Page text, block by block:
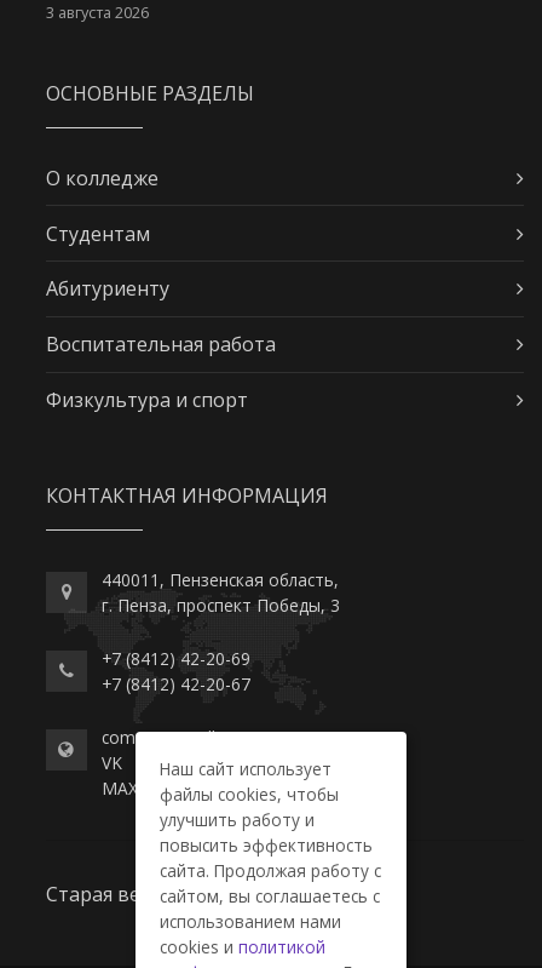
3 августа 2026
ОСНОВНЫЕ РАЗДЕЛЫ
О колледже
Студентам
Абитуриенту
Воспитательная работа
Физкультура и спорт
КОНТАКТНАЯ ИНФОРМАЦИЯ
440011, Пензенская область,
г. Пенза, проспект Победы, 3
+7 (8412) 42-20-69
+7 (8412) 42-20-67
commerce-college.ru
VK
MAX
Старая версия сайта
Наш сайт использует
файлы cookies, чтобы
улучшить работу и
повысить эффективность
сайта. Продолжая работу с
сайтом, вы соглашаетесь с
использованием нами
cookies и политикой